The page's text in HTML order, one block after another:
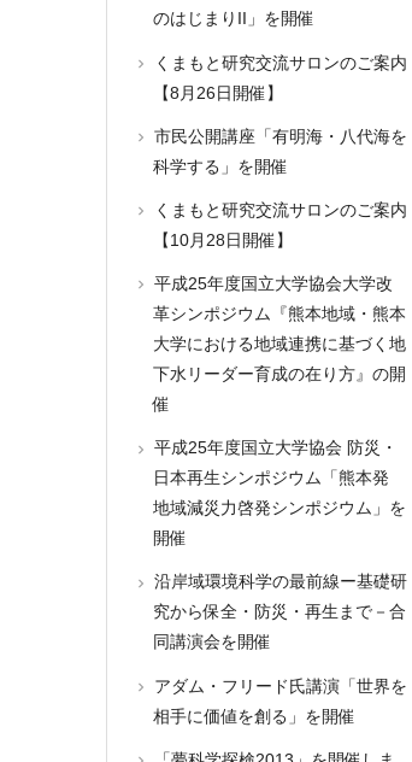
のはじまりII」を開催
くまもと研究交流サロンのご案内
【8月26日開催】
市民公開講座「有明海・八代海を
科学する」を開催
くまもと研究交流サロンのご案内
【10月28日開催】
平成25年度国立大学協会大学改
革シンポジウム『熊本地域・熊本
大学における地域連携に基づく地
下水リーダー育成の在り方』の開
催
平成25年度国立大学協会 防災・
日本再生シンポジウム「熊本発
地域減災力啓発シンポジウム」を
開催
沿岸域環境科学の最前線ー基礎研
究から保全・防災・再生まで－合
同講演会を開催
アダム・フリード氏講演「世界を
相手に価値を創る」を開催